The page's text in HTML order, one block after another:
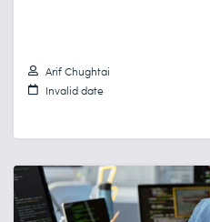
Arif Chughtai
Invalid date